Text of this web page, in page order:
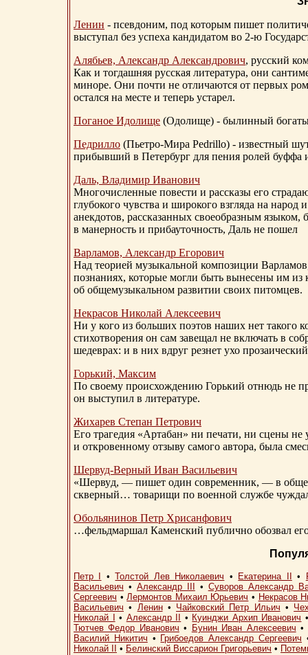
Ленин - псевдоним, под которым пишет
выступал без успеха кандидатом во 2-ю
Алябьев, Александр Александрович, русский
Как и тогдашняя русская литература, они
миноре. Они почти не отличаются от первых
остался на месте и теперь устарел.
Поганое Идолище (Одолище) - былинный
Педрилло (Пьетро-Мира Pedrillo) - известный
прибывший в Петербург для пения ролей буффа
Даль, Владимир Иванович
Многочисленные повести и рассказы его
глубокого чувства и широкого взгляда на
анекдотов, рассказанных своеобразным
в манерность и прибауточность, Даль не пошел
Варламов, Александр Егорович
Над теорией музыкальной композиции
познаниях, которые могли быть вынесены им из
об общемузыкальном развитии своих питомцев.
Некрасов Николай Алексеевич
Ни у кого из больших поэтов наших нет такого
стихотворения он сам завещал не включать в
шедеврах: и в них вдруг резнет ухо
Горький, Максим
По своему происхождению Горький отнюдь не
он выступил в литературе.
Жихарев Степан Петрович
Его трагедия «Артабан» ни печати, ни сцены
и откровенному отзыву самого автора, была
Шервуд-Верный Иван Васильевич
«Шервуд, — пишет один современник, — в
скверный… товарищи по военной службе
Обольянинов Петр Хрисанфович
…фельдмаршал Каменский публично обозвал
Петр I •Толстой Лев Николаевич • Екатерина II •
Васильевич • Александр III • Суворов Александр
Сергеевич •Лермонтов Михаил Юрьевич • Некрасов
Васильевич • Ленин• Чайковский Петр Ильич •
Николай I
• Александр II • Куинджи Архип Иванович
Тютчев Федор Иванович • Бунин Иван Алексеевич •
Василий Никитич • Грибоедов Александр Сергеевич
Николай II
• Белинский Виссарион Григорьевич •